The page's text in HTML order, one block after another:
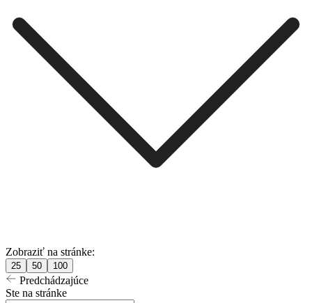
Zobraziť na stránke:
25 50 100
Predchádzajúce
Ste na stránke